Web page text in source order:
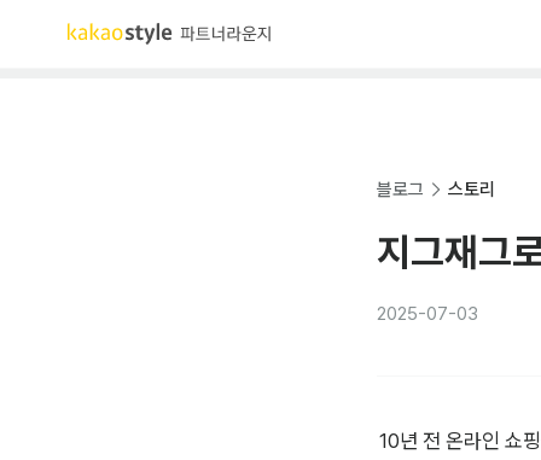
블로그 스토리
지그재그
2025-07-03
10년 전 온라인 쇼